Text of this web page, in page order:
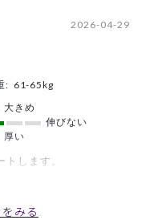
2026-04-29
: 61-65kg
大きめ
伸びない
厚い
します。
みる